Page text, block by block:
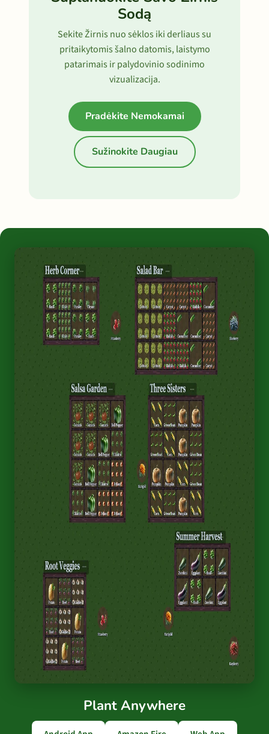
Sodą
Sekite Žirnis nuo sėklos iki derliaus su
pritaikytomis šalno datomis, laistymo
patarimais ir palydovinio sodinimo
vizualizacija.
Pradėkite Nemokamai
Sužinokite Daugiau
Plant Anywhere